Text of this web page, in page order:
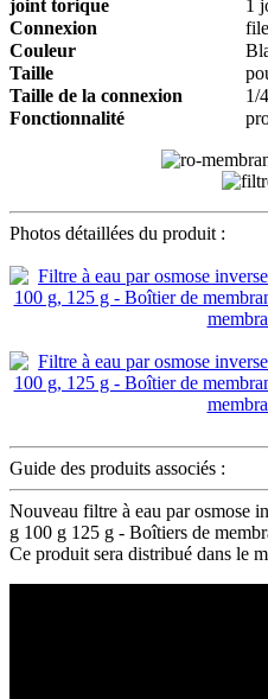
joint torique
1
Connexion
Couleur
Taille
Taille de la connexion
1/
Fonctionnalité
Photos détaillées du produit :
Guide des produits associés :
Nouveau filtre à eau par osmose
g 100 g 125 g - Boîtiers de
Ce produit sera distribué dans le